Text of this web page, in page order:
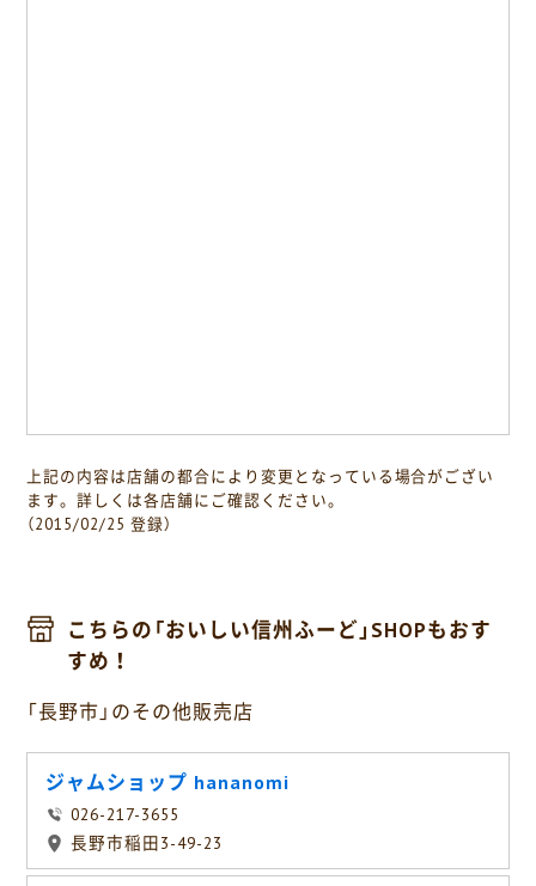
上記の内容は店舗の都合により変更となっている場合がござい
ます。詳しくは各店舗にご確認ください。
（2015/02/25 登録）
こちらの「おいしい信州ふーど」SHOPもおす
すめ！
「長野市」のその他販売店
ジャムショップ hananomi
026-217-3655
長野市稲田3-49-23